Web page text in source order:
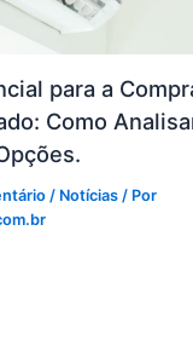
para a
Como
/ Notícias / Por